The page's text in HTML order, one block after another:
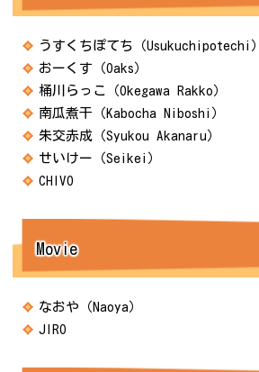
うすくちぽてち（Usukuchipotechi）
おーくす（Oaks）
桶川らっこ（Okegawa Rakko）
南瓜煮干（Kabocha Niboshi）
朱交赤成（Syukou Akanaru）
せいけー（Seikei）
CHIVO
Movie
なおや（Naoya）
JIRO